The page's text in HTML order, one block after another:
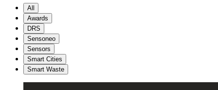
All
Awards
DRS
Sensoneo
Sensors
Smart Cities
Smart Waste